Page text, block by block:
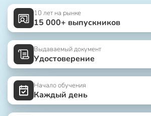
10 лет на рынке
15 000+ выпускников
Выдаваемый документ
Удостоверение
Начало обучения
Каждый день